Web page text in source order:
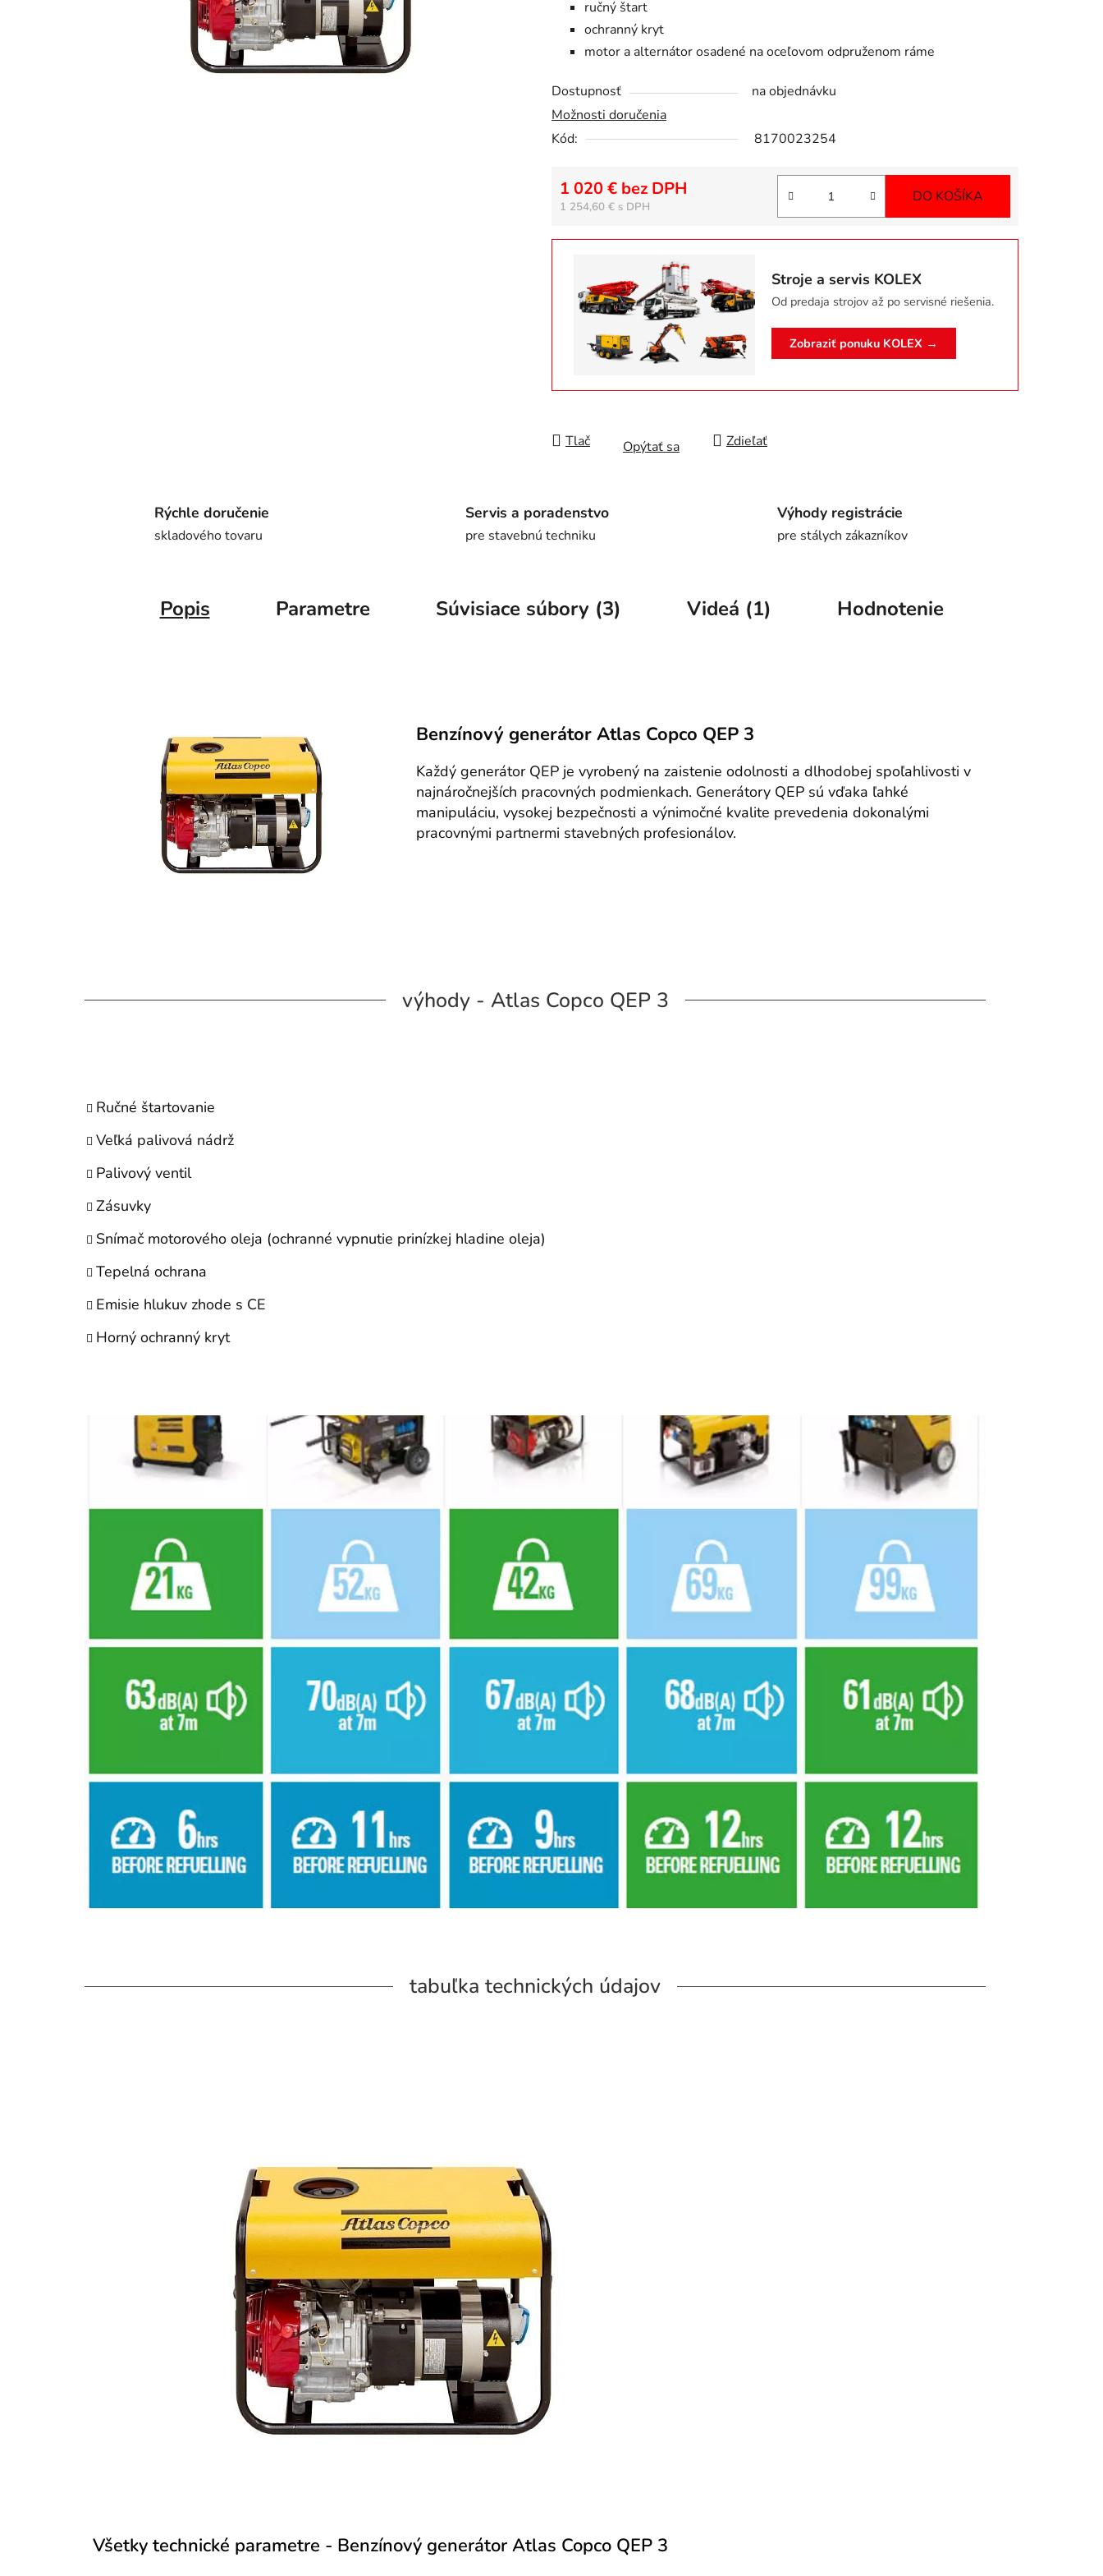
hviezdičiek.
ručný štart
ochranný kryt
motor a alternátor osadené na oceľovom odpruženom ráme
Dostupnosť
na objednávku
Možnosti doručenia
Kód:
8170023254
1 254,60 €
1 020 € bez DPH DO KOŠÍKA
Stroje a servis KOLEX
Od predaja strojov až po servisné riešenia.
Zobraziť ponuku KOLEX →
Tlač Opýtať sa Zdieľať
Rýchle doručenie
skladového tovaru
Servis a poradenstvo
pre stavebnú techniku
Výhody registrácie
pre stálych zákazníkov
Popis Parametre Súvisiace súbory (3) Videá (1) Hodnotenie
Benzínový generátor Atlas Copco QEP 3
Každý generátor QEP je vyrobený na zaistenie odolnosti a dlhodobej spoľahlivosti v
najnáročnejších pracovných podmienkach. Generátory QEP sú vďaka ľahké
manipuláciu, vysokej bezpečnosti a výnimočné kvalite prevedenia dokonalými
pracovnými partnermi stavebných profesionálov.
výhody - Atlas Copco QEP 3
Ručné štartovanie
Veľká palivová nádrž
Palivový ventil
Zásuvky
Snímač motorového oleja (ochranné vypnutie prinízkej hladine oleja)
Tepelná ochrana
Emisie hlukuv zhode s CE
Horný ochranný kryt
tabuľka technických údajov
Všetky technické parametre - Benzínový generátor Atlas Copco QEP 3